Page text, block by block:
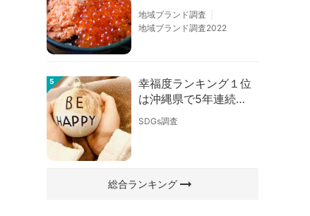
１位は北海道、３位は
大阪府、２位は〇〇
地域ブランド調査
地域ブランド調査2022
5
幸福度ランキング１位
は沖縄県で5年連続！
佐賀、愛知が順位上昇
【幸福度調査2026】
SDGs調査
総合ランキングarrow_right_alt